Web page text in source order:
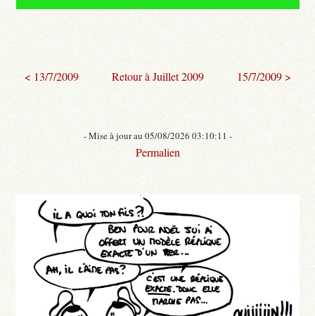
< 13/7/2009 Retour à Juillet 2009 15/7/2009 >
- Mise à jour au 05/08/2026 03:10:11 -
Permalien